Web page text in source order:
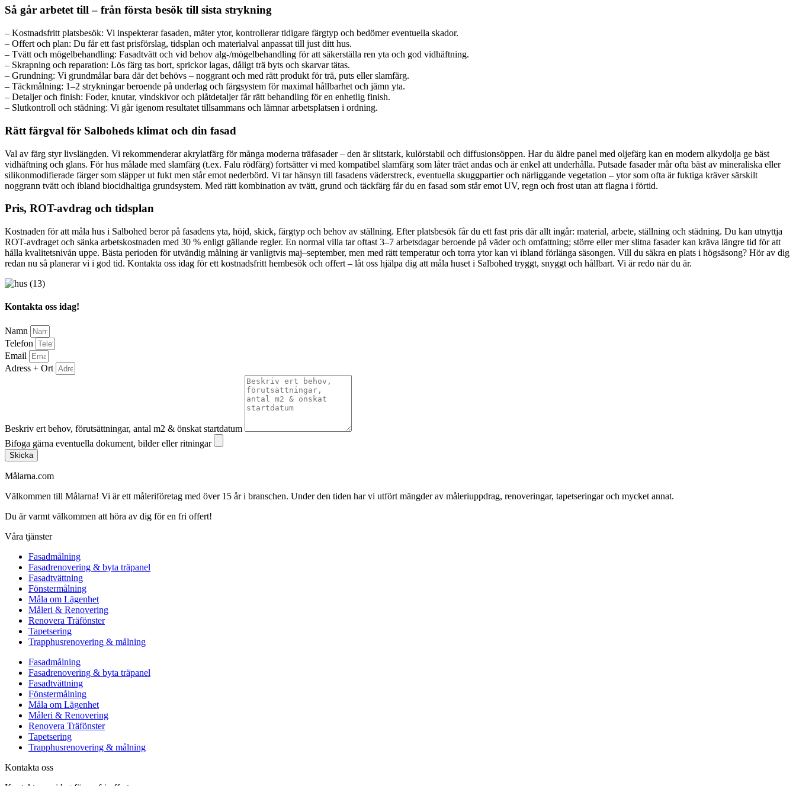
Så går arbetet till – från första besök till sista strykning
– Kostnadsfritt platsbesök: Vi inspekterar fasaden, mäter ytor, kontrollerar tidigare färgtyp och bedömer eventuella skador.
– Offert och plan: Du får ett fast prisförslag, tidsplan och materialval anpassat till just ditt hus.
– Tvätt och mögelbehandling: Fasadtvätt och vid behov alg-/mögelbehandling för att säkerställa ren yta och god vidhäftning.
– Skrapning och reparation: Lös färg tas bort, sprickor lagas, dåligt trä byts och skarvar tätas.
– Grundning: Vi grundmålar bara där det behövs – noggrant och med rätt produkt för trä, puts eller slamfärg.
– Täckmålning: 1–2 strykningar beroende på underlag och färgsystem för maximal hållbarhet och jämn yta.
– Detaljer och finish: Foder, knutar, vindskivor och plåtdetaljer får rätt behandling för en enhetlig finish.
– Slutkontroll och städning: Vi går igenom resultatet tillsammans och lämnar arbetsplatsen i ordning.
Rätt färgval för Salboheds klimat och din fasad
Val av färg styr livslängden. Vi rekommenderar akrylatfärg för många moderna träfasader – den är slitstark, kulörstabil och diffusionsöppen. Har du äldre panel med oljefärg kan en modern alkydolja ge bäst
vidhäftning och glans. För hus målade med slamfärg (t.ex. Falu rödfärg) fortsätter vi med kompatibel slamfärg som låter träet andas och är enkel att underhålla. Putsade fasader mår ofta bäst av mineraliska eller
silikonmodifierade färger som släpper ut fukt men står emot nederbörd. Vi tar hänsyn till fasadens väderstreck, eventuella skuggpartier och närliggande vegetation – ytor som ofta är fuktiga kräver särskilt
noggrann tvätt och ibland biocidhaltiga grundsystem. Med rätt kombination av tvätt, grund och täckfärg får du en fasad som står emot UV, regn och frost utan att flagna i förtid.
Pris, ROT-avdrag och tidsplan
Kostnaden för att måla hus i Salbohed beror på fasadens yta, höjd, skick, färgtyp och behov av ställning. Efter platsbesök får du ett fast pris där allt ingår: material, arbete, ställning och städning. Du kan utnyttja
ROT-avdraget och sänka arbetskostnaden med 30 % enligt gällande regler. En normal villa tar oftast 3–7 arbetsdagar beroende på väder och omfattning; större eller mer slitna fasader kan kräva längre tid för att
hålla kvalitetsnivån uppe. Bästa perioden för utvändig målning är vanligtvis maj–september, men med rätt temperatur och torra ytor kan vi ibland förlänga säsongen. Vill du säkra en plats i högsäsong? Hör av dig
redan nu så planerar vi i god tid. Kontakta oss idag för ett kostnadsfritt hembesök och offert – låt oss hjälpa dig att måla huset i Salbohed tryggt, snyggt och hållbart. Vi är redo när du är.
Kontakta oss idag!
Namn
Telefon
Email
Adress + Ort
Beskriv ert behov, förutsättningar, antal m2 & önskat startdatum
Bifoga gärna eventuella dokument, bilder eller ritningar
Skicka
Målarna.com
Välkommen till Målarna! Vi är ett måleriföretag med över 15 år i branschen. Under den tiden har vi utfört mängder av måleriuppdrag, renoveringar, tapetseringar och mycket annat.
Du är varmt välkommen att höra av dig för en fri offert!
Våra tjänster
Fasadmålning
Fasadrenovering & byta träpanel
Fasadtvättning
Fönstermålning
Måla om Lägenhet
Måleri & Renovering
Renovera Träfönster
Tapetsering
Trapphusrenovering & målning
Fasadmålning
Fasadrenovering & byta träpanel
Fasadtvättning
Fönstermålning
Måla om Lägenhet
Måleri & Renovering
Renovera Träfönster
Tapetsering
Trapphusrenovering & målning
Kontakta oss